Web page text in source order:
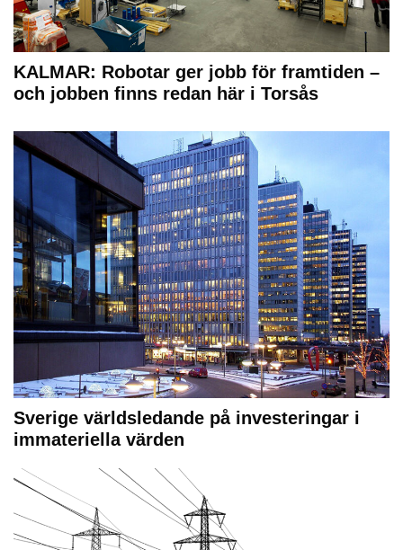
KALMAR: Robotar ger jobb för framtiden –
och jobben finns redan här i Torsås
Sverige världsledande på investeringar i
immateriella värden